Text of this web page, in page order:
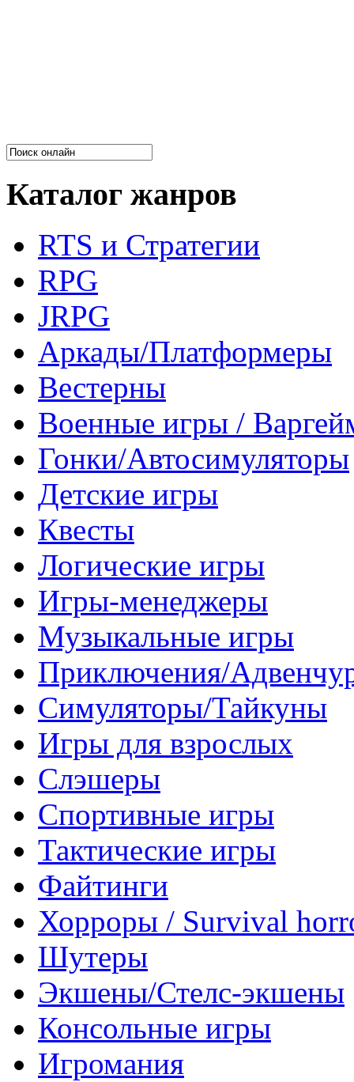
Каталог жанров
RTS и Стратегии
RPG
JRPG
Аркады/Платформеры
Вестерны
Военные игры /
Гонки/Автосимуляторы
Детские игры
Квесты
Логические игры
Игры-менеджеры
Музыкальные игры
Приключения/
Симуляторы/Тайкуны
Игры для взрослых
Слэшеры
Спортивные игры
Тактические игры
Файтинги
Хорроры / Survival
Шутеры
Экшены/Стелс-экшены
Консольные игры
Игромания